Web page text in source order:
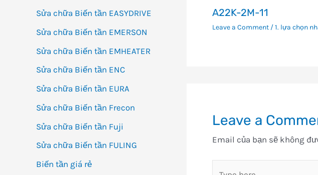
Sửa chữa Biến tần EASYDRIVE
Sửa chữa Biến tần EMERSON
Sửa chữa Biến tần EMHEATER
Sửa chữa Biến tần ENC
Sửa chữa Biến tần EURA
Sửa chữa Biến tần Frecon
Sửa chữa Biến tần Fuji
Sửa chữa Biến tần FULING
Biến tần giá rẻ
A22K-2M-11
Leave a Comment /1. lựa chọn
Leave a
Email của bạn sẽ không